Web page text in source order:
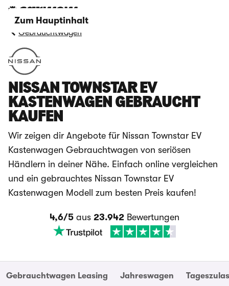
Zum Hauptinhalt
Gebrauchtwagen
NISSAN TOWNSTAR EV
KASTENWAGEN GEBRAUCHT
KAUFEN
Wir zeigen dir Angebote für Nissan Townstar EV
Kastenwagen Gebrauchtwagen von seriösen
Händlern in deiner Nähe. Einfach online vergleichen
und ein gebrauchtes Nissan Townstar EV
Kastenwagen Modell zum besten Preis kaufen!
4,6/5 aus 23.942 Bewertungen
Gebrauchtwagen Leasing Jahreswagen